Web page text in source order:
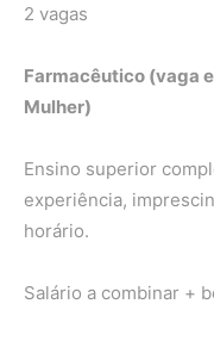
2 vagas
Farmacêutico (vaga
Mulher)
Ensino superior
experiência,
horário.
Salário a combinar +